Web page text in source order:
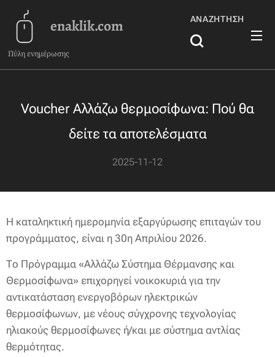
enaklik.com
Πύλη ενημέρωσης
ΑΝΑΖΉΤΗΣΗ
Voucher Αλλάζω θερμοσίφωνα: Πού θα
δείτε τα αποτελέσματα
2025-11-12
Η καταληκτική ημερομηνία εξαργύρωσης επιταγών του
προγράμματος, είναι η 30η Απριλίου 2026.
Το Πρόγραμμα «Αλλάζω Σύστημα Θέρμανσης και
Θερμοσίφωνα» επιχορηγεί νοικοκυριά για την
αντικατάσταση ενεργοβόρων ηλεκτρικών
θερμοσίφωνων, με νέους σύγχρονης τεχνολογίας
ηλιακούς θερμοσίφωνες ή/και με σύστημα αντλίας
θερμότητας.